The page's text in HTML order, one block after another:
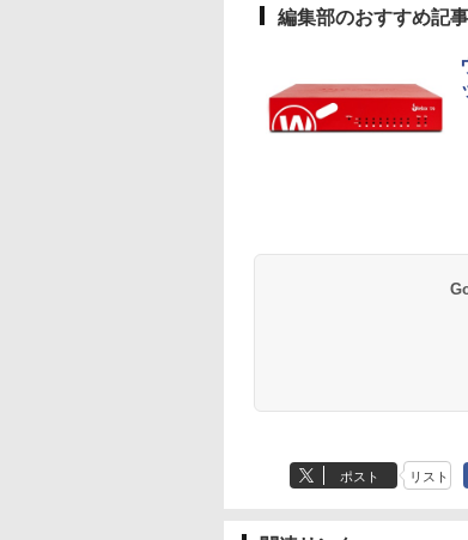
編集部のおすすめ記事
ポスト リスト